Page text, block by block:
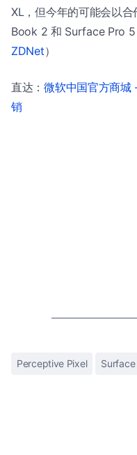
XL，但今年的可能会以
Book 2 和 Surface Pro
ZDNet）
直达：微软中国官方商
销
Perceptive Pixel Surface